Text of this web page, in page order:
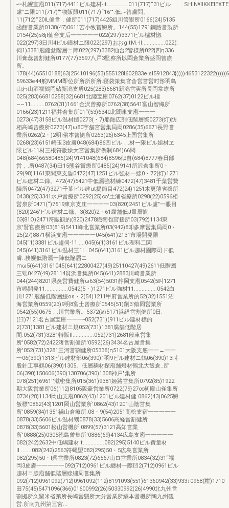
-••札幌宜庖011(717)4411ピル建材-lt..............011(717)“31ピル
慮"ニ限011(717)“"物販限011(717)“16"".低:~笛膚問。
11(712)“20IL健営，健所011(717)4425組川管禦所0166(24)5135
函館営業所0138(47)0611苫小牧嘗鱒所。144(55)1791鋼路営製所
0154(25)s8jl仙台支后一一一一一022(297)3371ピル櫨材惚
022(297)3日川4ピル瞳材ニ限022(297)おおg.tM.-II...............022(;
伺1)3381庖鑓盆階層ニ陣022(297)3382仙台2皆様所022{四η336
川膏蕊曾割健所0177(77)3597八戸3監察所以悶倉業所盛岡曾療
所。
59633e44舵MMM即位所所所所所.寝袋策集官舎営営営吋形羽鳥
山わ山酒福鶴岡砧新潟支盾025(283)6681新潟営実所長岡常療所
025(283)66810258(32)6681北陸宝庫0762(37)0122ピル橿
~~11.........0762(31)1661金沢曾療所0762(38)5641富山智織所
0166(23)1211福井倉集所01“(53)6340北聞東支庖一一一
0273(47)3158ピル温材鑓0273(・7)船舶広剖低階層際0273(灯)防
相高崎曾療所0273(47)ω80字舗宮営集局両0286(35)6671長野営
業所0262(2・)2明l俗本曾拠所0263(26)6345上国営集所
0268(23)6151崎玉3皮膚048(684)86凹ピル，.材ー限ピル姐材ヱ
限ピル11材三根符販燥大宮営集所例制684)66悶
048(684)66580485(24)9141048(684)8596似自(684)8777春日部
営，.所0487(34)臼15熊谷嘗療所0485(24)9141所沢倉集所0・
29(98)1161東聞東支盾0472(47)1251ピル強材一線0・72(灯)1271
ピル建材ニ録。472(47)5421中低層強材練0472(47)3481千葉営費
陣所0472(47)3271千葉ピル建ut提節目472(24)1251木更薄省穣所
0438(25)3341水戸営療所0292(25)∞"土浦省療所0298(22)0596相
営泉所0471(“)7519東京支庄一一一一03(820)2451ピル慮"一眼目
(820)246‘ピル建材ニ録。3(820)2・61腐舗低J量層旗
03{81O)2471符賑観的(820)2478織衛包官接所03(792)1134東
京'賢官療所03(819)5411峰北営業所03(942)8叩多摩営集局両0・
25(27)8871横浜支庖一一一一一045(641)2131市場開発限
045{“1)3381ピル趨伺-11.....045{6(1)3161ピル理科二関
045(641)3161ピル温材三1l...045(641)3161ピル趨材園際司ド低
膚..務幌低階層一陣低陥届ニ
mω5(641)3161045(641)22800427(49)25110427(49)2611低階層
三甥0427(49)28114貧浜営集所045(641)2883川崎営業所
044(244)8201県灸営費健所ω63(54)5031静岡支庖0542(5叫1271
市鳴開発11...............0542(5・)1271ピル強材11...............0542白
川1271庖舗低階層鰻os・2(54)1211甲府営業所的52(32)1551沼
海営業所0559(23)9明8富士曾療所0545(51)削3'僻同営業所
0542(55)0675，.川営業所。5372(め5171浜経営割健所0日.
(臼)7121名古屋宝庫一一一-052(731)(911ピル建材標的
2(731)1381ピル建材ニ規052(731)1381腐舗低階居
間.052(731)3281特販II..............052(731)2681般車営集
所'0582(72)2422渚営割健所'0592(26)3434名古屋営集
所'052(731)3281三河営割健所05338(η5101大阪支底一一←一一
一06(390)1313ピル建材部06(390)1羽9ピル建材ニ鶴06(390)13叫
股針工事鶴06(390)1305。低層麹材探庖舗燈材鶴北大飯倉..所
06(390)150606(390)130706(390)1308神戸"集所
078(251)6961'"滋密集所015(361)9381姫路営集所0792(85)1922
期大阪営業所06(112)8105阪豪営業所0722(79}27∞初殿山雀集所
0734(28)1134岡山支庖0862(43)1201ピル建材健.0862(43)0625鱒
飯標'0862(43)1201岡山営業所'0862(43)1201山陰営集
所'0859(34)1351禍山倉療所.08・9(54)2051高松支宿一一一一一
0878(33)5606ピル温材甥0878(33)5606高経営割健所
0878(33)5601松山営機所'0899(57)3121高知営業
所'0888(25)0305徳島曾集所'0886(69)4134広島支庖一一一一一
082(242)2632中低嶋建材lt..............082(295)5140ピル費量材
II........082(242)2563符蝿盟082(295)50・5広島営業所
082(295)50・l呉営業所0823(72)6567山ロ営業所0834(32)31“福
岡3皮膚一一一一一092(712)0961ピル纏材一際凹2(712)0961ピル
趨材ニ腺庖舗低階層線繍周営集所
092(712)0961092(712)0961092(112)8191093(551)61360942(33)933↓0958(柑)1710
田75(45)5471096(366)01600992(26)50330992(26)4990北九州営
割拠所久留米省第所長崎営襲所大分営業所繍本営機所陶九州観
営.所南九州第三宮...